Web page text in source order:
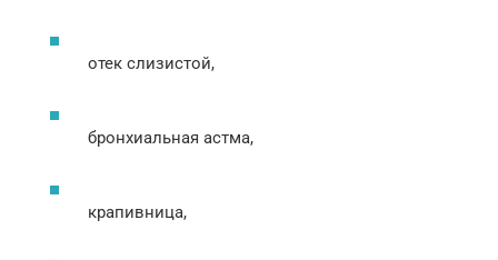
отек слизистой,
бронхиальная астма,
крапивница,